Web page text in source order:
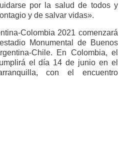
por la salud de todos y
y de salvar vidas».
Colombia 2021 comenzará
Monumental de Buenos
Chile. En Colombia, el
el día 14 de junio en el
con el encuentro